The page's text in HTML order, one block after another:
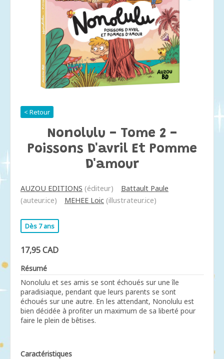
< Retour
Nonolulu - Tome 2 -
Poissons D'avril Et Pomme
D'amour
AUZOU EDITIONS (éditeur)
Battault Paule
(auteur.ice)
MEHEE Loic (illustrateur.ice)
Dès 7 ans
17,95 CAD
Résumé
Nonolulu et ses amis se sont échoués sur une île
paradisiaque, pendant que leurs parents se sont
échoués sur une autre. En les attendant, Nonolulu est
bien décidée à profiter un maximum de sa liberté pour
faire le plein de bêtises.
Caractéristiques